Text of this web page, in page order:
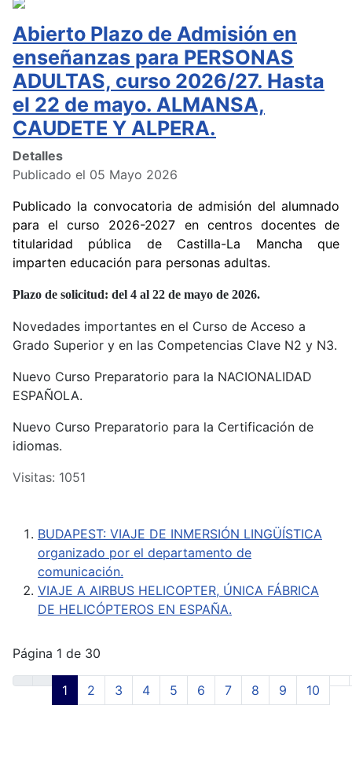
Abierto Plazo de Admisión en
enseñanzas para PERSONAS
ADULTAS, curso 2026/27. Hasta
el 22 de mayo. ALMANSA,
CAUDETE Y ALPERA.
Detalles
Publicado el 05 Mayo 2026
Publicado la convocatoria de admisión del alumnado
para el curso 2026-2027 en centros docentes de
titularidad pública de Castilla-La Mancha que
imparten educación para personas adultas.
Plazo de solicitud: del 4 al 22 de mayo de 2026.
Novedades importantes en el Curso de Acceso a
Grado Superior y en las Competencias Clave N2 y N3.
Nuevo Curso Preparatorio para la NACIONALIDAD
ESPAÑOLA.
Nuevo Curso Preparatorio para la Certificación de
idiomas.
Visitas: 1051
BUDAPEST: VIAJE DE INMERSIÓN LINGÜÍSTICA
organizado por el departamento de
comunicación.
VIAJE A AIRBUS HELICOPTER, ÚNICA FÁBRICA
DE HELICÓPTEROS EN ESPAÑA.
Página 1 de 30
1 2 3 4 5 6 7 8 9 10